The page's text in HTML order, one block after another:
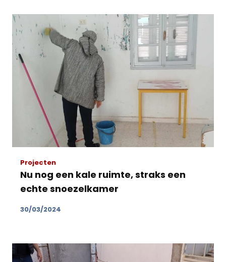
Projecten
Nu nog een kale ruimte, straks een
echte snoezelkamer
30/03/2024